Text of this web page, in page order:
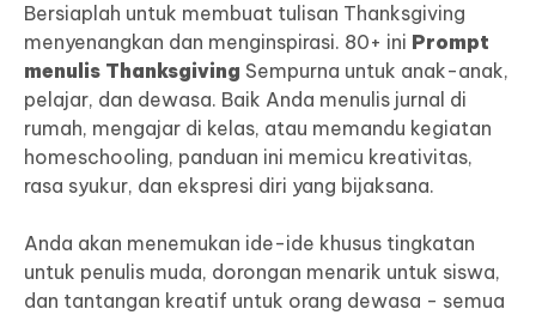
iAnyGo
Bersiaplah untuk membuat tulisan Thanksgiving
menyenangkan dan menginspirasi. 80+ ini Prompt
menulis Thanksgiving Sempurna untuk anak-anak,
pelajar, dan dewasa. Baik Anda menulis jurnal di
rumah, mengajar di kelas, atau memandu kegiatan
homeschooling, panduan ini memicu kreativitas,
rasa syukur, dan ekspresi diri yang bijaksana.
Anda akan menemukan ide-ide khusus tingkatan
untuk penulis muda, dorongan menarik untuk siswa,
dan tantangan kreatif untuk orang dewasa - semua